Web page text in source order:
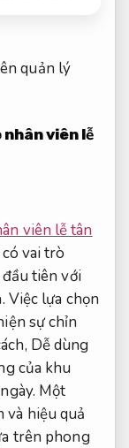
viên lễ
viên lễ tân
vai trò
tiên với
Việc lựa chọn
sự chỉn
Dễ dùng
của khu
Một
hiệu quả
trên phong